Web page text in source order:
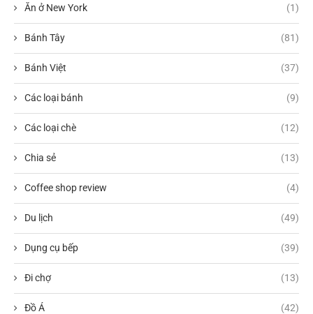
Ăn ở New York (1)
Bánh Tây (81)
Bánh Việt (37)
Các loại bánh (9)
Các loại chè (12)
Chia sẻ (13)
Coffee shop review (4)
Du lịch (49)
Dụng cụ bếp (39)
Đi chợ (13)
Đồ Á (42)